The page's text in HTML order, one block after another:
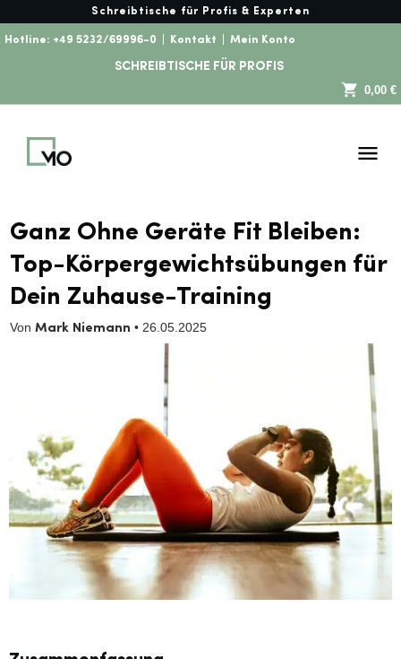
Schreibtische für Profis & Experten
Hotline: +49 5232/69996-0 Kontakt Mein Konto
SCHREIBTISCHE FÜR PROFIS
0,00 €
Ganz Ohne Geräte Fit Bleiben:
Top-Körpergewichtsübungen für
Dein Zuhause-Training
Von Mark Niemann • 26.05.2025